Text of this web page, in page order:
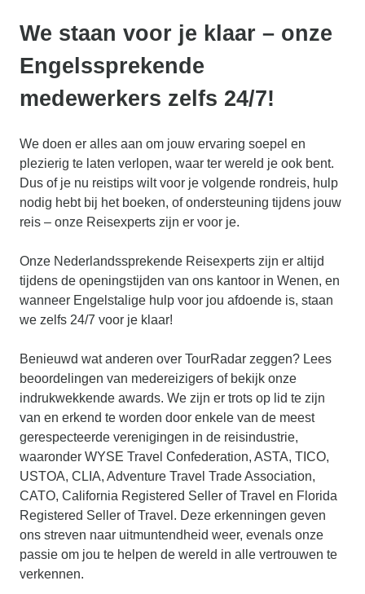
We staan voor je klaar – onze
Engelssprekende
medewerkers zelfs 24/7!
We doen er alles aan om jouw ervaring soepel en
plezierig te laten verlopen, waar ter wereld je ook bent.
Dus of je nu reistips wilt voor je volgende rondreis, hulp
nodig hebt bij het boeken, of ondersteuning tijdens jouw
reis – onze Reisexperts zijn er voor je.
Onze Nederlandssprekende Reisexperts zijn er altijd
tijdens de openingstijden van ons kantoor in Wenen, en
wanneer Engelstalige hulp voor jou afdoende is, staan
we zelfs 24/7 voor je klaar!
Benieuwd wat anderen over TourRadar zeggen? Lees
beoordelingen van medereizigers of bekijk onze
indrukwekkende awards. We zijn er trots op lid te zijn
van en erkend te worden door enkele van de meest
gerespecteerde verenigingen in de reisindustrie,
waaronder WYSE Travel Confederation, ASTA, TICO,
USTOA, CLIA, Adventure Travel Trade Association,
CATO, California Registered Seller of Travel en Florida
Registered Seller of Travel. Deze erkenningen geven
ons streven naar uitmuntendheid weer, evenals onze
passie om jou te helpen de wereld in alle vertrouwen te
verkennen.